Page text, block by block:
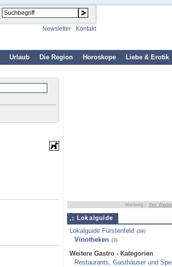
Newsletter Kontakt
Urlaub Die Region Horoskope Liebe & Erotik
Werbung : Ihre
Lokalguide
Lokalguide Fürstenfeld (39)
Vinotheken (3)
Weitere Gastro - Kategorien
Restaurants, Gasthäuser und